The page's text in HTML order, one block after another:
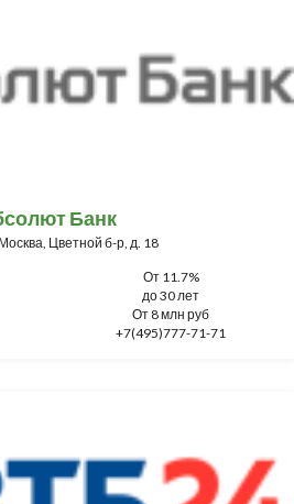
Банк
Цветной б-р, д. 18
От 11.7%
до 30 лет
От 8 млн руб
+7(495)777-71-71